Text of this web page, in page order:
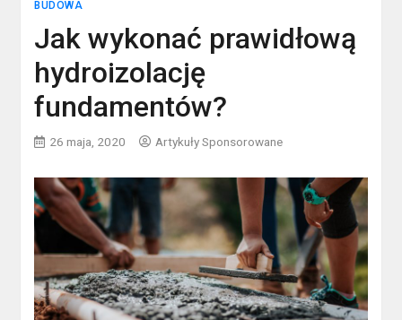
BUDOWA
Jak wykonać prawidłową
hydroizolację
fundamentów?
26 maja, 2020 Artykuły Sponsorowane